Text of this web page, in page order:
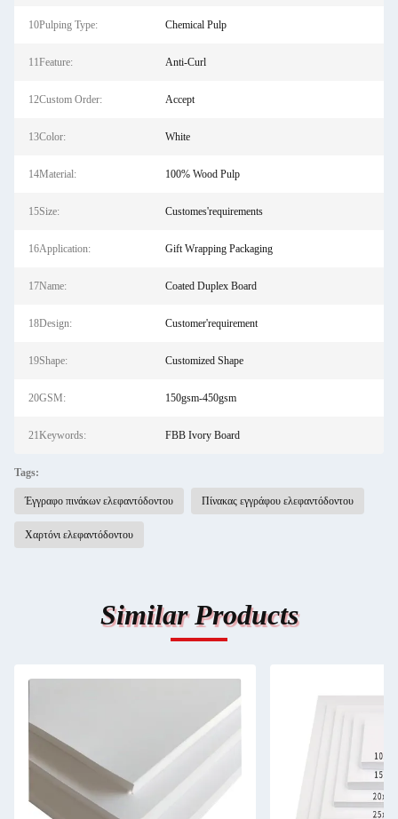
10Pulping Type: Chemical Pulp
11Feature: Anti-Curl
12Custom Order: Accept
13Color: White
14Material: 100% Wood Pulp
15Size: Customes'requirements
16Application: Gift Wrapping Packaging
17Name: Coated Duplex Board
18Design: Customer'requirement
19Shape: Customized Shape
20GSM: 150gsm-450gsm
21Keywords: FBB Ivory Board
Tags:
Έγγραφο πινάκων ελεφαντόδοντου Πίνακας εγγράφου ελεφαντόδοντου
Χαρτόνι ελεφαντόδοντου
Similar Products